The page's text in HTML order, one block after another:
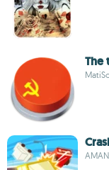
The